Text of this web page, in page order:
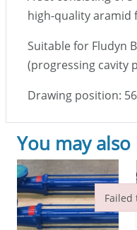
high-quality aramid
Suitable for Fludyn
(progressing cavity
Drawing position:
You may
Failed